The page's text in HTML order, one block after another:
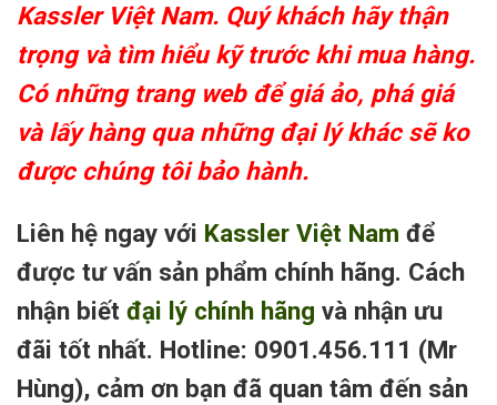
Kassler Việt Nam. Quý khách hãy thận
trọng và tìm hiểu kỹ trước khi mua hàng.
Có những trang web để giá ảo, phá giá
và lấy hàng qua những đại lý khác sẽ ko
được chúng tôi bảo hành.
Liên hệ ngay với Kassler Việt Nam để
được tư vấn sản phẩm chính hãng. Cách
nhận biết đại lý chính hãng và nhận ưu
đãi tốt nhất. Hotline: 0901.456.111 (Mr
Hùng), cảm ơn bạn đã quan tâm đến sản